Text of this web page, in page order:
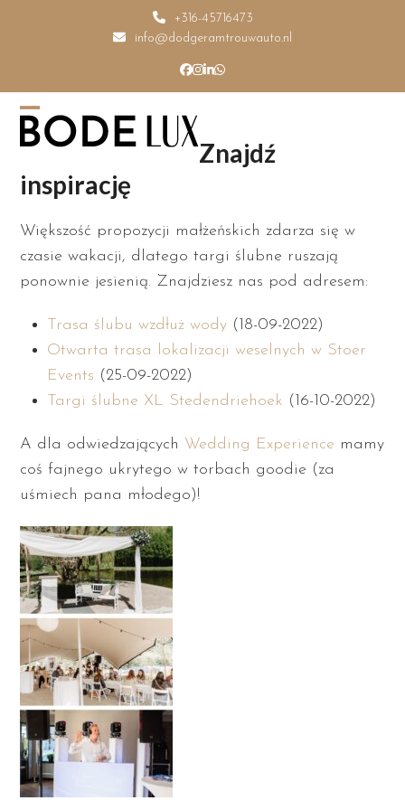
+316-45716473
info@dodgeramtrouwauto.nl
Facebook
Instagram
LinkedIn
Whatsapp
Open
menu
Close
menu
Znajdź
inspirację
Większość propozycji małżeńskich zdarza się w
czasie wakacji, dlatego targi ślubne ruszają
ponownie jesienią. Znajdziesz nas pod adresem:
Trasa ślubu wzdłuż wody (18-09-2022)
Otwarta trasa lokalizacji weselnych w Stoer
Events (25-09-2022)
Targi ślubne XL Stedendriehoek (16-10-2022)
A dla odwiedzających Wedding Experience mamy
coś fajnego ukrytego w torbach goodie (za
uśmiech pana młodego)!